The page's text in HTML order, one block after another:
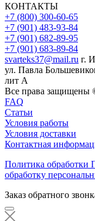
КОНТАКТЫ
+7 (800) 300-60-65
+7 (901) 483-93-84
+7 (901) 682-89-95
+7 (901) 683-89-84
svarteks37@mail.ru г.
ул. Павла
лит А
Все права защищены
FAQ
Статьи
Условия работы
Условия доставки
Контактная
Политика обработки
обработку
Заказ обратного